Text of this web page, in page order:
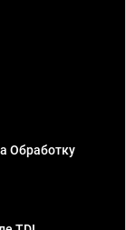
Обработку